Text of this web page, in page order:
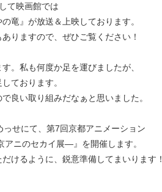
て映画館では
竜』が放送＆上映しております。
りますので、ぜひご覧ください！
。私も何度か足を運びましたが、
ております。
良い取り組みだなぁと思いました。
せにて、第7回京都アニメーション
ニのセカイ展―』を開催します。
けるように、鋭意準備してまいります！